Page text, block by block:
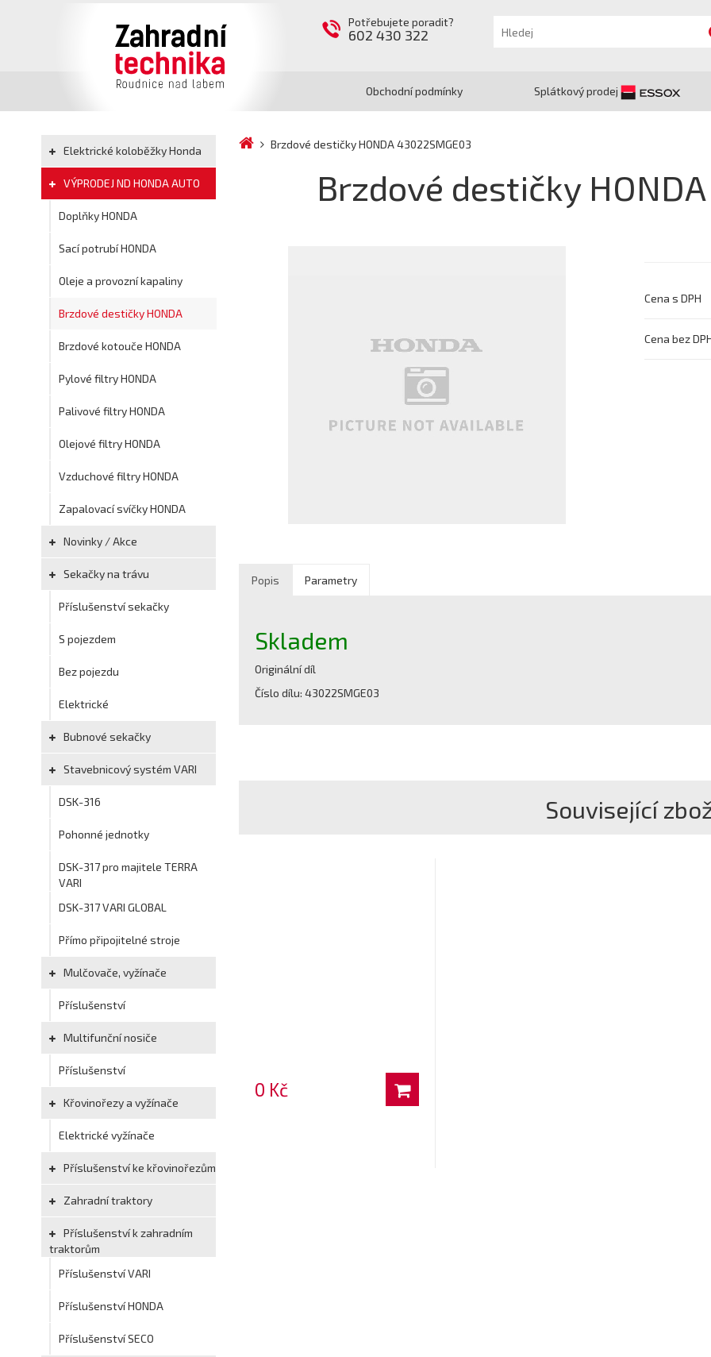
Potřebujete poradit?
602 430 322
Obchodní podmínky Splátkový prodej
Elektrické koloběžky Honda
VÝPRODEJ ND HONDA AUTO
Doplňky HONDA
Sací potrubí HONDA
Oleje a provozní kapaliny
Brzdové destičky HONDA
Brzdové kotouče HONDA
Pylové filtry HONDA
Palivové filtry HONDA
Olejové filtry HONDA
Vzduchové filtry HONDA
Zapalovací svíčky HONDA
Novinky / Akce
Sekačky na trávu
Příslušenství sekačky
S pojezdem
Bez pojezdu
Elektrické
Bubnové sekačky
Stavebnicový systém VARI
DSK-316
Pohonné jednotky
DSK-317 pro majitele TERRA
VARI
DSK-317 VARI GLOBAL
Přímo připojitelné stroje
Mulčovače, vyžínače
Příslušenství
Multifunční nosiče
Příslušenství
Křovinořezy a vyžínače
Elektrické vyžínače
Příslušenství ke křovinořezům
Zahradní traktory
Příslušenství k zahradním
traktorům
Příslušenství VARI
Příslušenství HONDA
Příslušenství SECO
Brzdové destičky HONDA 43022SMGE03
Brzdové destičky
Cena s DPH
Cena bez
Popis Parametry
Skladem
Originální díl
Číslo dílu: 43022SMGE03
Související
0 Kč